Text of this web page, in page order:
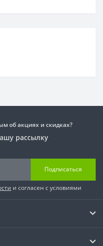
об акциях и скидках?
рассылку
Подписаться
и согласен с условиями